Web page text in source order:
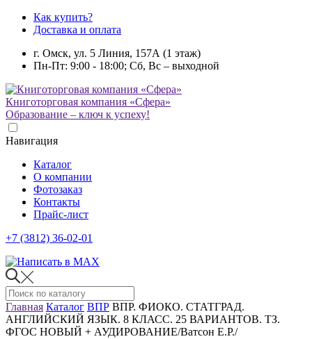
Как купить?
Доставка и оплата
г. Омск, ул. 5 Линия, 157А (1 этаж)
Пн-Пт: 9:00 - 18:00; Сб, Вс – выходной
Книготорговая компания «Сфера»
Образование – ключ к успеху!
Навигация
Каталог
О компании
Фотозаказ
Контакты
Прайс-лист
+7 (3812) 36-02-01
Главная Каталог ВПР ВПР. ФИОКО. СТАТГРАД.
АНГЛИЙСКИЙ ЯЗЫК. 8 КЛАСС. 25 ВАРИАНТОВ. ТЗ.
ФГОС НОВЫЙ + АУДИРОВАНИЕ/Ватсон Е.Р./